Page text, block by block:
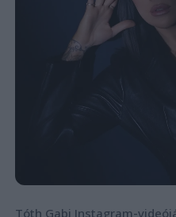
Tóth Gabi Instagram-